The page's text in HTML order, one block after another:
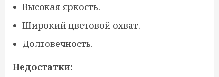
Высокая яркость.
Широкий цветовой охват.
Долговечность.
Недостатки: